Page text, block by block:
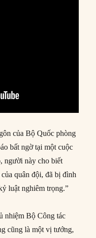
của Bộ Quốc phòng
bất ngờ tại một cuộc
người này cho biết
quân đội, đã bị đình
luật nghiêm trọng.”
nhiệm Bộ Công tác
cũng là một vị tướng,